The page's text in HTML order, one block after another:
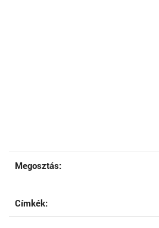
Megosztás:
Címkék: